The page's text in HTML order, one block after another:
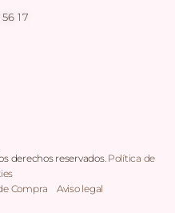
17
derechos reservados. Política de
Compra Aviso legal